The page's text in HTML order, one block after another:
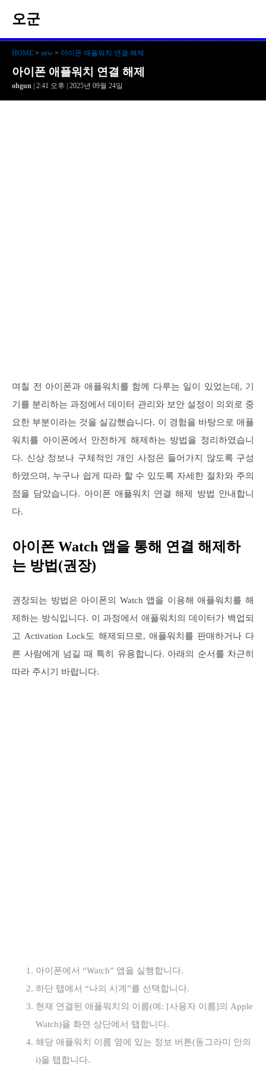
오군
HOME > new > 아이폰 애플워치 연결 해제
아이폰 애플워치 연결 해제
ohgun | 2:41 오후 | 2025년 09월 24일
며칠 전 아이폰과 애플워치를 함께 다루는 일이 있었는데, 기
기를 분리하는 과정에서 데이터 관리와 보안 설정이 의외로 중
요한 부분이라는 것을 실감했습니다. 이 경험을 바탕으로 애플
워치를 아이폰에서 안전하게 해제하는 방법을 정리하였습니
다. 신상 정보나 구체적인 개인 사정은 들어가지 않도록 구성
하였으며, 누구나 쉽게 따라 할 수 있도록 자세한 절차와 주의
점을 담았습니다. 아이폰 애플워치 연결 해제 방법 안내합니
다.
아이폰 Watch 앱을 통해 연결 해제하
는 방법(권장)
권장되는 방법은 아이폰의 Watch 앱을 이용해 애플워치를 해
제하는 방식입니다. 이 과정에서 애플워치의 데이터가 백업되
고 Activation Lock도 해제되므로, 애플워치를 판매하거나 다
른 사람에게 넘길 때 특히 유용합니다. 아래의 순서를 차근히
따라 주시기 바랍니다.
아이폰에서 “Watch” 앱을 실행합니다.
하단 탭에서 “나의 시계”를 선택합니다.
현재 연결된 애플워치의 이름(예: [사용자 이름]의 Apple
Watch)을 화면 상단에서 탭합니다.
해당 애플워치 이름 옆에 있는 정보 버튼(동그라미 안의
i)을 탭합니다.